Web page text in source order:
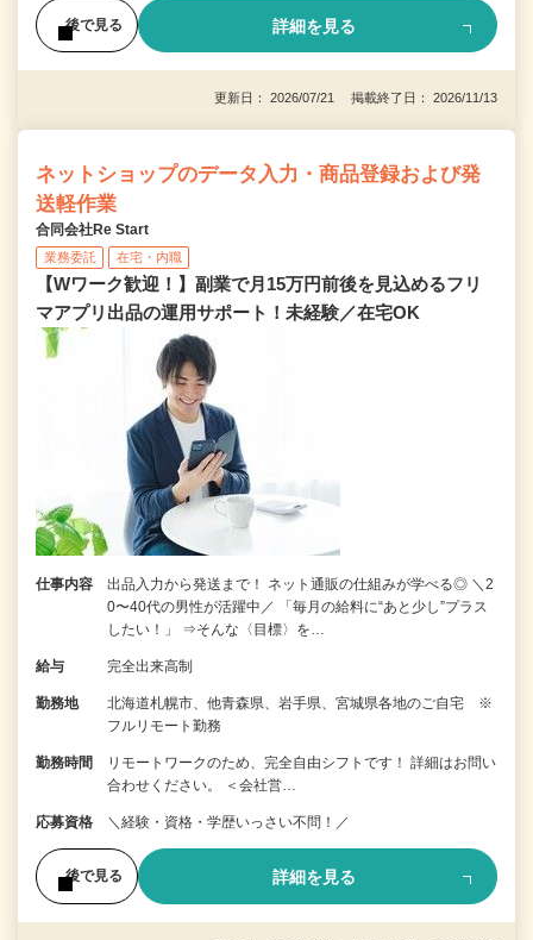
後で見る 詳細を見る
更新日： 2026/07/21 掲載終了日： 2026/11/13
ネットショップのデータ入力・商品登録および発
送軽作業
合同会社Re Start
業務委託 在宅・内職
【Wワーク歓迎！】副業で月15万円前後を見込めるフリ
マアプリ出品の運用サポート！未経験／在宅OK
仕事内容
出品入力から発送まで！ ネット通販の仕組みが学べる◎ ＼2
0〜40代の男性が活躍中／ 「毎月の給料に“あと少し”プラス
したい！」 ⇒そんな〈目標〉を…
給与 完全出来高制
勤務地
北海道札幌市、他青森県、岩手県、宮城県各地のご自宅 ※
フルリモート勤務
勤務時間
リモートワークのため、完全自由シフトです！ 詳細はお問い
合わせください。 ＜会社営…
応募資格 ＼経験・資格・学歴いっさい不問！／
後で見る 詳細を見る